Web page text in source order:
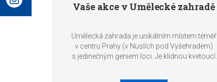
Vaše akce v Umělecké zahradě
Umělecká zahrada je unikátním místem téměř
v centru Prahy (v Nuslích pod Vyšehradem)
s jedinečným geniem loci. Je klidnou kvetoucí